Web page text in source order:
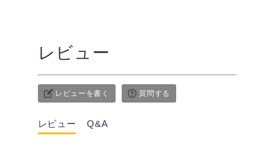
レビュー
レビューを書く 質問する
レビュー Q&A